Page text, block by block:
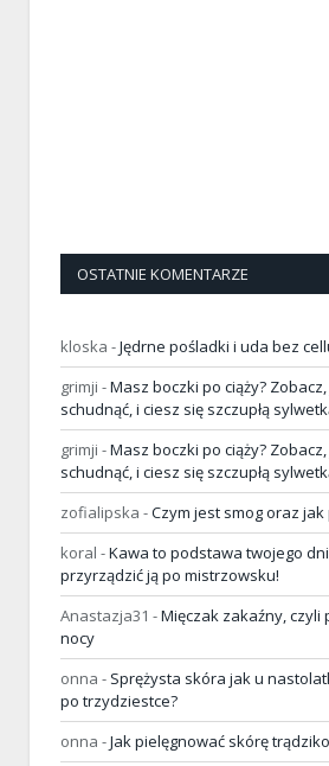
OSTATNIE KOMENTARZE
kloska -Jędrne pośladki i uda bez
grimji -Masz boczki po ciąży?
schudnąć, i ciesz się szczupłą
grimji -Masz boczki po ciąży?
schudnąć, i ciesz się szczupłą
zofialipska -Czym jest smog oraz
koral -Kawa to podstawa twojego
przyrządzić ją po mistrzowsku!
Anastazja31 -Mięczak zakaźny, czyli
nocy
onna - Sprężysta skóra jak u
po trzydziestce?
onna -Jak pielęgnować skórę